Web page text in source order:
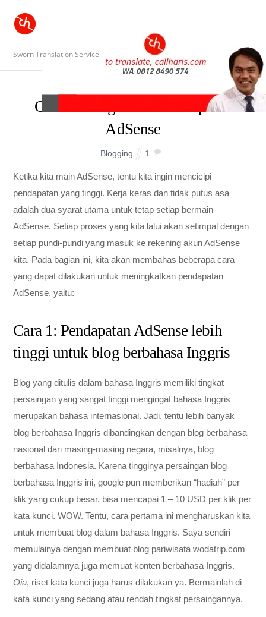
Sworn Translation Service
Cara Meningkatkan Pendapatan
AdSense
Blogging 1
Ketika kita main AdSense, tentu kita ingin mencicipi
pendapatan yang tinggi. Kerja keras dan tidak putus asa
adalah dua syarat utama untuk tetap setiap bermain
AdSense. Setiap proses yang kita lalui akan setimpal dengan
setiap pundi-pundi yang masuk ke rekening akun AdSense
kita. Pada bagian ini, kita akan membahas beberapa cara
yang dapat dilakukan untuk meningkatkan pendapatan
AdSense, yaitu:
Cara 1: Pendapatan AdSense lebih
tinggi untuk blog berbahasa Inggris
Blog yang ditulis dalam bahasa Inggris memiliki tingkat
persaingan yang sangat tinggi mengingat bahasa Inggris
merupakan bahasa internasional. Jadi, tentu lebih banyak
blog berbahasa Inggris dibandingkan dengan blog berbahasa
nasional dari masing-masing negara, misalnya, blog
berbahasa Indonesia. Karena tingginya persaingan blog
berbahasa Inggris ini, google pun memberikan “hadiah” per
klik yang cukup besar, bisa mencapai 1 – 10 USD per klik per
kata kunci. WOW. Tentu, cara pertama ini mengharuskan kita
untuk membuat blog dalam bahasa Inggris. Saya sendiri
memulainya dengan membuat blog pariwisata wodatrip.com
yang didalamnya juga memuat konten berbahasa Inggris.
Oia, riset kata kunci juga harus dilakukan ya. Bermainlah di
kata kunci yang sedang atau rendah tingkat persaingannya.